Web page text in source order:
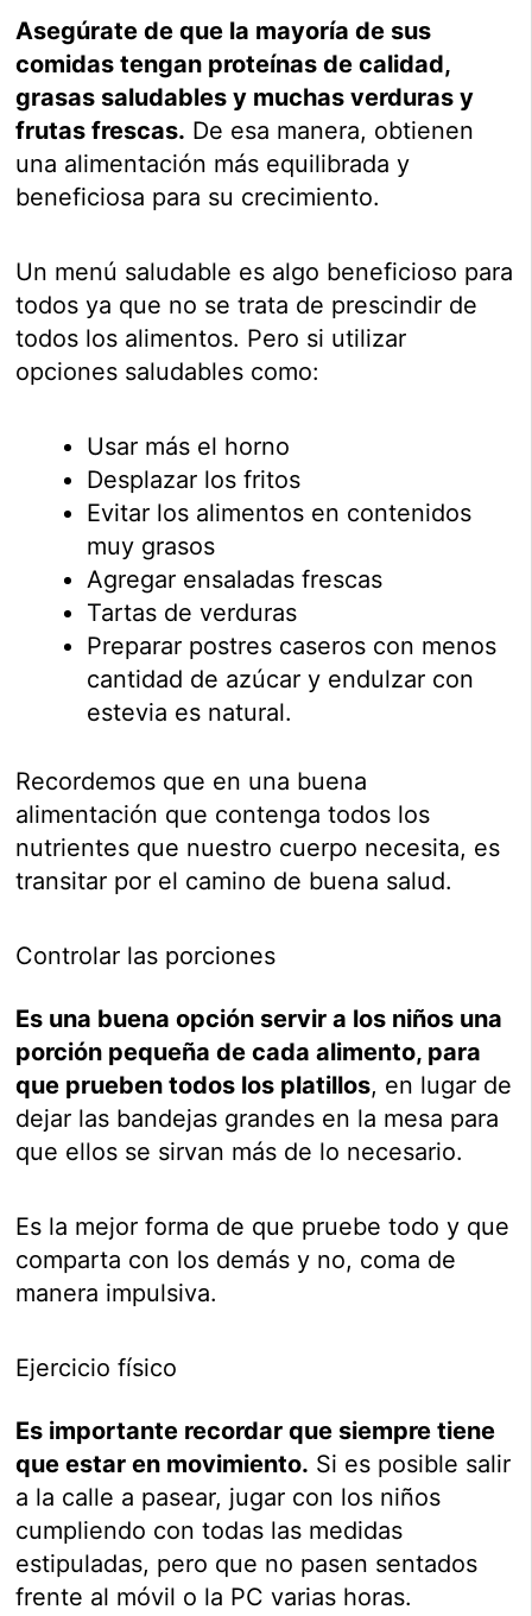
Asegúrate de que la mayoría de sus
comidas tengan proteínas de calidad,
grasas saludables y muchas verduras y
frutas frescas. De esa manera, obtienen
una alimentación más equilibrada y
beneficiosa para su crecimiento.
Un menú saludable es algo beneficioso para
todos ya que no se trata de prescindir de
todos los alimentos. Pero si utilizar
opciones saludables como:
Usar más el horno
Desplazar los fritos
Evitar los alimentos en contenidos
muy grasos
Agregar ensaladas frescas
Tartas de verduras
Preparar postres caseros con menos
cantidad de azúcar y endulzar con
estevia es natural.
Recordemos que en una buena
alimentación que contenga todos los
nutrientes que nuestro cuerpo necesita, es
transitar por el camino de buena salud.
Controlar las porciones
Es una buena opción servir a los niños una
porción pequeña de cada alimento, para
que prueben todos los platillos, en lugar de
dejar las bandejas grandes en la mesa para
que ellos se sirvan más de lo necesario.
Es la mejor forma de que pruebe todo y que
comparta con los demás y no, coma de
manera impulsiva.
Ejercicio físico
Es importante recordar que siempre tiene
que estar en movimiento. Si es posible salir
a la calle a pasear, jugar con los niños
cumpliendo con todas las medidas
estipuladas, pero que no pasen sentados
frente al móvil o la PC varias horas.